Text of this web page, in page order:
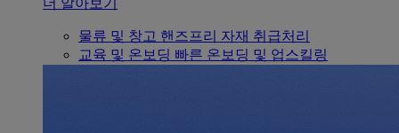
더 알아보기
물류 및 창고 핸즈프리 자재 취급처리
교육 및 온보딩 빠른 온보딩 및 업스킬링